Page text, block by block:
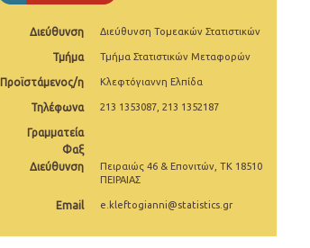
Μαρτίου 2025
Φεβρουαρίου 2025
Ιανουαρίου 2025
Δεκεμβρίου 2024
Νοεμβρίου 2024
Οκτωβρίου 2024
Διεύθυνση Διεύθυνση Τομεακών Στατιστικών
Τμήμα Τμήμα Στατιστικών Μεταφορών
Προϊστάμενος/η Κλεφτόγιαννη Ελπίδα
Τηλέφωνα 213 1353087, 213 1352187
Γραμματεία
Φαξ
Διεύθυνση
Πειραιώς 46 & Επονιτών, ΤΚ 18510
ΠΕΙΡΑΙΑΣ
Email e.kleftogianni@statistics.gr